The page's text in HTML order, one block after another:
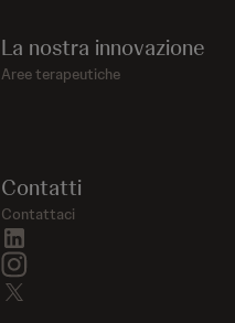
La nostra innovazione
Aree terapeutiche
Contatti
Contattaci